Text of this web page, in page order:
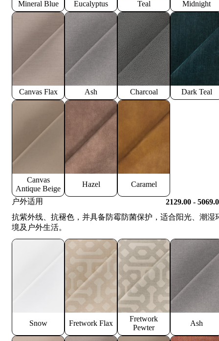
Mineral Blue Eucalyptus Teal Midnight
Canvas Flax Ash Charcoal Dark Teal
Canvas
Antique Beige
Hazel Caramel
户外适用
2129.00 -
抗紫外线、抗褪色，并具备防霉防菌保护，适合阳光、潮湿
境及户外生活。
Snow Fretwork Flax
Fretwork
Pewter
Ash